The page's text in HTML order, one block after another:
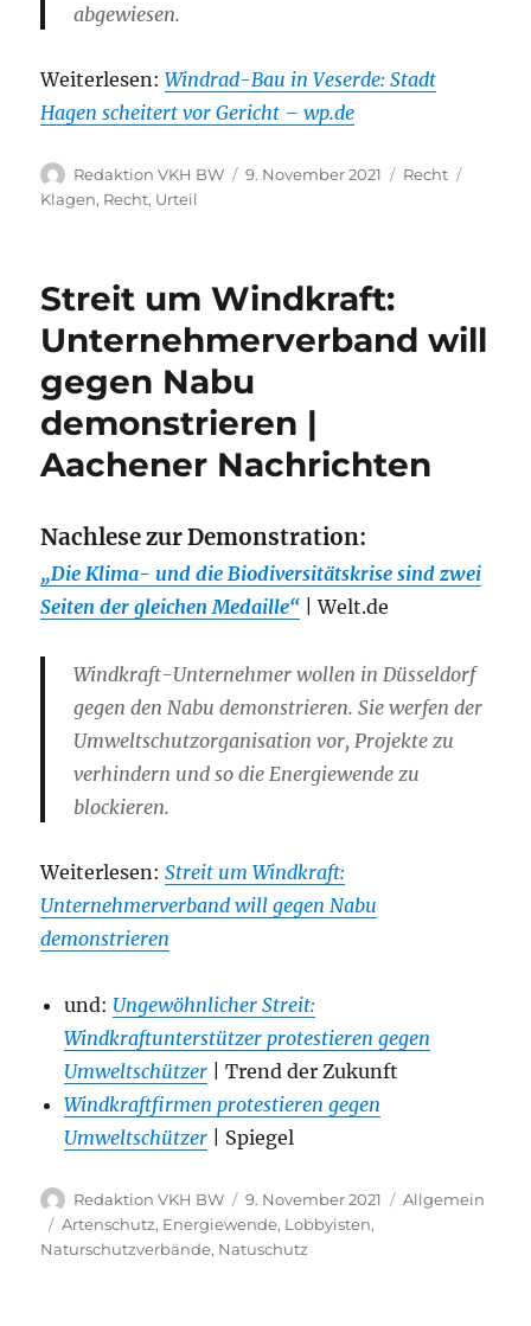
abgewiesen.
Weiterlesen:Windrad-Bau in Veserde: Stadt
Hagen scheitert vor Gericht – wp.de
Autor
Redaktion VKH BW
Veröffentlicht
9. November 2021 Kategorien
Recht
Klagen, Recht, Urteil
Streit um Windkraft:
Unternehmerverband will
gegen Nabu
demonstrieren |
Aachener Nachrichten
Nachlese zur Demonstration:
„Die Klima- und die Biodiversitätskrise sind zwei
Seiten der gleichen Medaille“ | Welt.de
Windkraft-Unternehmer wollen in Düsseldorf
gegen den Nabu demonstrieren. Sie werfen der
Umweltschutzorganisation vor, Projekte zu
verhindern und so die Energiewende zu
blockieren.
Weiterlesen:Streit um Windkraft:
Unternehmerverband will gegen Nabu
demonstrieren
und: Ungewöhnlicher Streit:
Windkraftunterstützer protestieren gegen
Umweltschützer | Trend der Zukunft
Windkraftfirmen protestieren gegen
Umweltschützer | Spiegel
Autor
Redaktion VKH BW
Veröffentlicht
am
9. November 2021 Kategorien
Allgemein
Schlagwörter
Artenschutz, Energiewende, Lobbyisten,
Naturschutzverbände, Natuschutz